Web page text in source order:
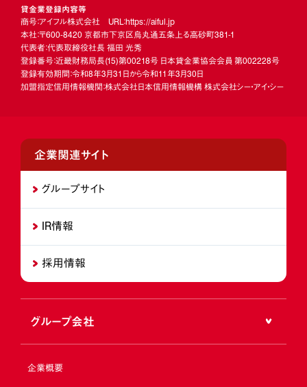
貸金業登録内容等
商号：アイフル株式会社 URL：https://aiful.jp
本社：〒600-8420 京都市下京区烏丸通五条上る高砂町381-1
代表者：代表取締役社長 福田 光秀
登録番号：近畿財務局長(15)第00218号 日本貸金業協会会員 第002228号
登録有効期間：令和8年3月31日から令和11年3月30日
加盟指定信用情報機関：株式会社日本信用情報機構 株式会社シー・アイ・シー
企業関連サイト
グループサイト
IR情報
採用情報
グループ会社
企業概要